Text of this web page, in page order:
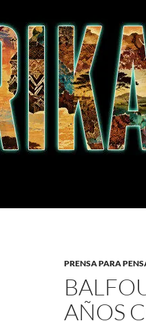
PRENSA PARA
AÑOS